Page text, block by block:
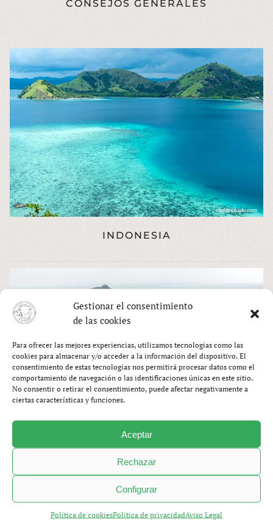
Gestionar el consentimiento
de las cookies
Para ofrecer las mejores experiencias, utilizamos tecnologías como las
cookies para almacenar y/o acceder a la información del dispositivo. El
consentimiento de estas tecnologías nos permitirá procesar datos como el
comportamiento de navegación o las identificaciones únicas en este sitio.
No consentir o retirar el consentimiento, puede afectar negativamente a
ciertas características y funciones.
Aceptar
Rechazar
Configurar
Política de cookiesPolítica de privacidadAviso Legal
CONSEJOS GENERALES
INDONESIA